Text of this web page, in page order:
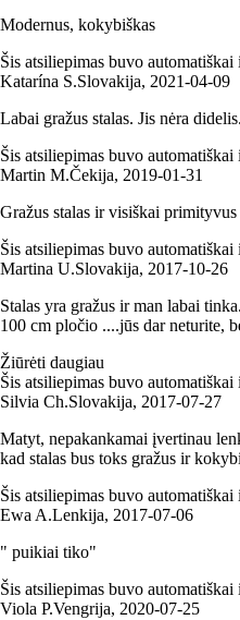
Modernus, kokybiškas
Šis atsiliepimas buvo automatiškai
Katarína S.Slovakija, 2021‑04‑09
Labai gražus stalas. Jis nėra
Šis atsiliepimas buvo automatiškai
Martin M.Čekija, 2019‑01‑31
Gražus stalas ir visiškai
Šis atsiliepimas buvo automatiškai
Martina U.Slovakija, 2017‑10‑26
Stalas yra gražus ir man labai
100 cm pločio ....jūs dar neturite,
Žiūrėti daugiau
Šis atsiliepimas buvo automatiškai
Silvia Ch.Slovakija, 2017‑07‑27
Matyt, nepakankamai įvertinau
kad stalas bus toks gražus ir
Šis atsiliepimas buvo automatiškai
Ewa A.Lenkija, 2017‑07‑06
" puikiai tiko"
Šis atsiliepimas buvo automatiškai
Viola P.Vengrija, 2020‑07‑25